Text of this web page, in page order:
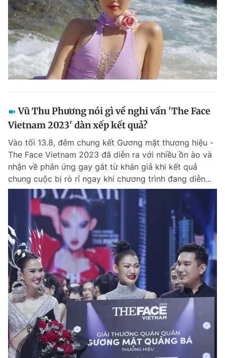
Vũ Thu Phương nói gì về nghi vấn 'The Face
Vietnam 2023' dàn xếp kết quả?
Vào tối 13.8, đêm chung kết Gương mặt thương hiệu -
The Face Vietnam 2023 đã diễn ra với nhiều ồn ào và
nhận về phản ứng gay gắt từ khán giả khi kết quả
chung cuộc bị rò rỉ ngay khi chương trình đang diễn...